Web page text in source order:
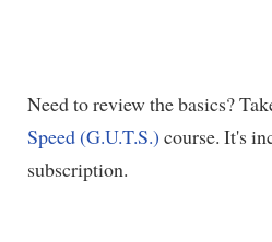
Need to review the basics?
Speed (G.U.T.S.) course. It's
subscription.